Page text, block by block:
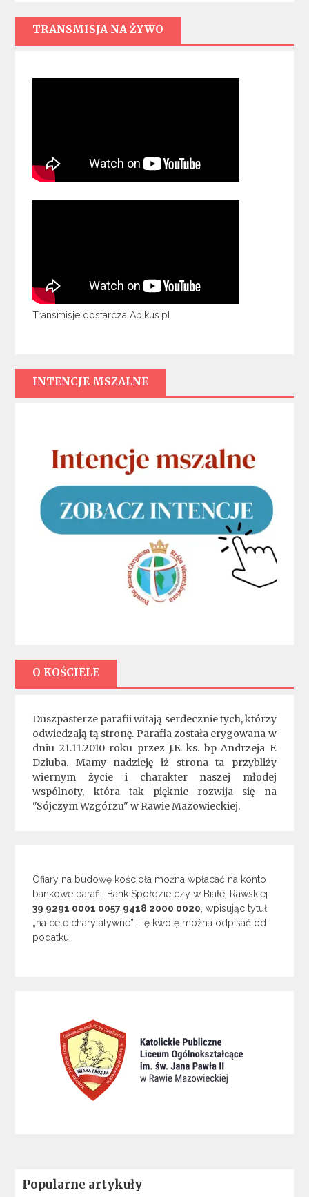
TRANSMISJA NA ŻYWO
Transmisje dostarcza Abikus.pl
INTENCJE MSZALNE
O KOŚCIELE
Duszpasterze parafii witają serdecznie tych, którzy
odwiedzają tą stronę. Parafia została erygowana w
dniu 21.11.2010 roku przez J.E. ks. bp Andrzeja F.
Dziuba. Mamy nadzieję iż strona ta przybliży
wiernym życie i charakter naszej młodej
wspólnoty, która tak pięknie rozwija się na
"Sójczym Wzgórzu" w Rawie Mazowieckiej.
Ofiary na budowę kościoła można wpłacać na konto
bankowe parafii: Bank Spółdzielczy w Białej Rawskiej
39 9291 0001 0057 9418 2000 0020 , wpisując tytuł
„na cele charytatywne”. Tę kwotę można odpisać od
podatku.
Popularne artykuły